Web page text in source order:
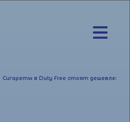
Сигареты в Duty Free стоят дешевле: